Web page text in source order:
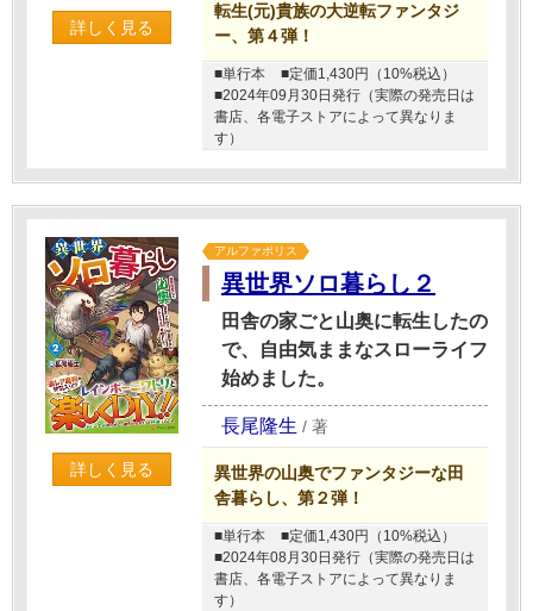
詳しく見る
転生(元)貴族の大逆転ファンタジ
ー、第４弾！
■単行本
■定価1,430円（10%税込）
■2024年09月30日発行（実際の発売日は
書店、各電子ストアによって異なりま
す）
詳しく見る
アルファポリス
異世界ソロ暮らし２
田舎の家ごと山奥に転生したの
で、自由気ままなスローライフ
始めました。
長尾隆生 / 著
異世界の山奥でファンタジーな田
舎暮らし、第２弾！
■単行本
■定価1,430円（10%税込）
■2024年08月30日発行（実際の発売日は
書店、各電子ストアによって異なりま
す）